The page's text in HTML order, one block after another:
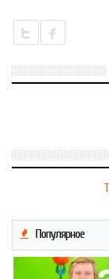
Популярное